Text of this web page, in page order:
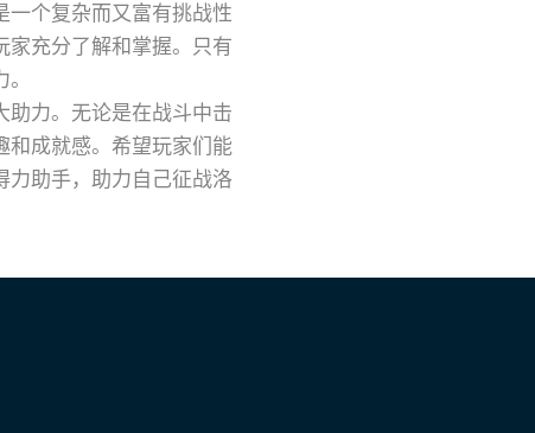
一个复杂而又富有挑战性
家充分了解和掌握。只有
助力。无论是在战斗中击
和成就感。希望玩家们能
力助手，助力自己征战洛